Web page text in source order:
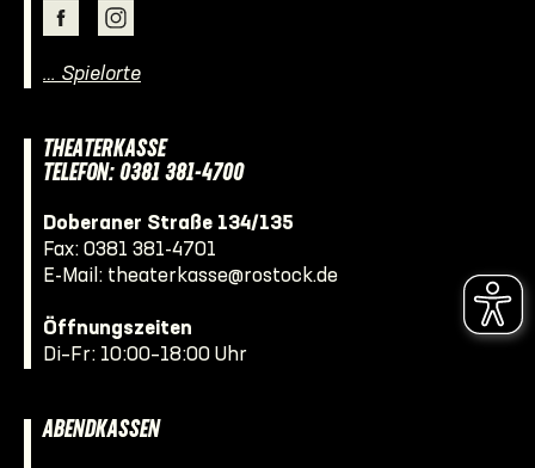
… Spielorte
THEATERKASSE
TELEFON: 0381 381-4700
Doberaner Straße 134/135
Fax: 0381 381-4701
E-Mail: theaterkasse@rostock.de
Öffnungszeiten
Di–Fr: 10:00–18:00 Uhr
ABENDKASSEN